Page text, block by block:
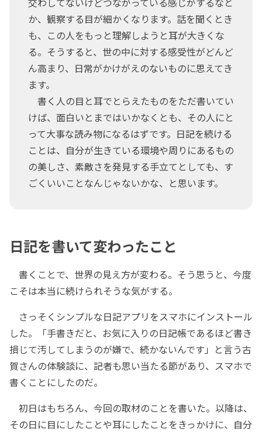
か、観察する目が細かくなります。話を聞くとき
も、この人をもっと理解しようと耳が大きくな
る。そうすると、世の中に対する感受性がどんど
ん高まり、日常がかけがえのないものに思えてき
ます。
書く人の目と耳でとらえたものをただ書いてい
けば、面白いとまではいかなくとも、その人にと
って大事な読み物になるはずです。日記を続ける
ことは、自分が生きている環境や周りにあるもの
の美しさ、素敵さを発見する手立てとしても、す
ごくいいことなんじゃないかな、と思います。
日記を書いて変わったこと
書くことで、世界の見え方が変わる。そう思うと、今度
こそは本当に続けられそうな気がする。
さっそくシンプルな日記アプリをスマホにインストール
した。「手書きだと、お気に入りの日記帳であるほど書き
損じて汚してしまうのが嫌で、続かないんです」と言う古
賀さんの体験談に、記者も思い当たる節があり、スマホで
書くことにしたのだ。
初日はもちろん、今回の取材のことを書いた。以降は、
その日に目にしたことや耳にしたことをきっかけに、自分